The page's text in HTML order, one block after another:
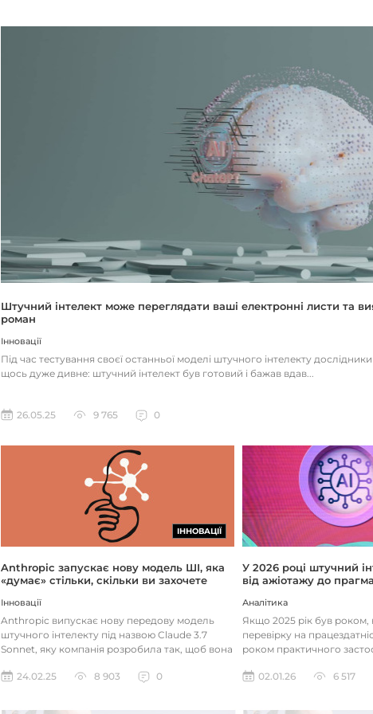
Штучний інтелект може переглядати ваші електронні листи та
роман
Інновації
Під час тестування своєї останньої моделі штучного інтелекту
щось дуже дивне: штучний інтелект був готовий і бажав вдав...
26.05.25 9 765 0
ІННОВАЦІЇ
Anthropic запускає нову модель ШІ, яка
«думає» стільки, скільки ви захочете
Інновації
Anthropic випускає нову передову модель
штучного інтелекту під назвою Claude 3.7
Sonnet, яку компанія розробила так, щоб вона
24.02.25
8 903 0
У 2026 році штучний
від ажіотажу до
Аналітика
Якщо 2025 рік був
перевірку на
роком практичного
02.01.26
6 517